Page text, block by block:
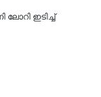
ലോറി ഇടിച്ച്